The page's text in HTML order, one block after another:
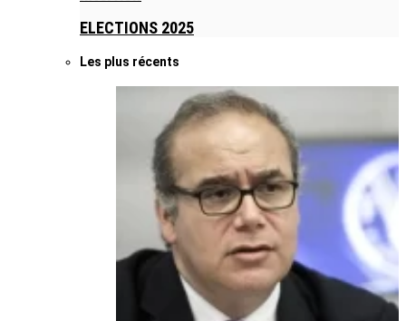
ELECTIONS 2025
Les plus récents